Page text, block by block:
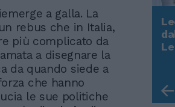
a galla. La
rebus che in Italia,
più complicato da
a disegnare la
da quando siede a
che hanno
le sue politiche
Giuliani a Come States?
Meloni e la strategia